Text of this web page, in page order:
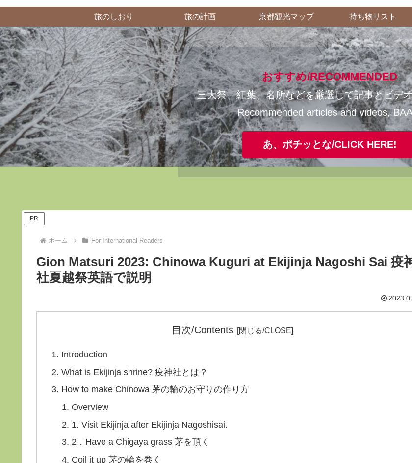
旅のしおり 旅の計画 京都観光マップ 持ち物リスト
おすすめ/RECOMMENDED
三大祭、紅葉、名所などを厳選して記事とビデ
Recommended articles and videos,
あ、ポチッとな/CLICK HERE!
PR
ホーム For International Readers
Gion Matsuri 2023: Chinowa Kuguri at Ekijinja Nagoshi Sai 疫
社夏越祭英語で説明
目次/Contents
Introduction
What is Ekijinja shrine? 疫神社とは？
How to make Chinowa 茅の輪のお守りの作り方
Overview
1. Visit Ekijinja after Ekijinja Nagoshisai.
2．Have a Chigaya grass 茅を頂く
Coil it up 茅の輪を巻く